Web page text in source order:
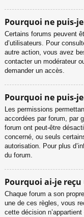
Pourquoi ne puis-
Certains forums peuvent
d’utilisateurs. Pour
autre action, vous avez
contacter un modérateur
demander un accès.
Pourquoi ne puis-
Les permissions
accordées par forum, par
forum ont peut-être
concerné, ou seuls
autorisation. Pour plus
du forum.
Pourquoi ai-je
Chaque forum a son
une de ces règles, vous
cette décision